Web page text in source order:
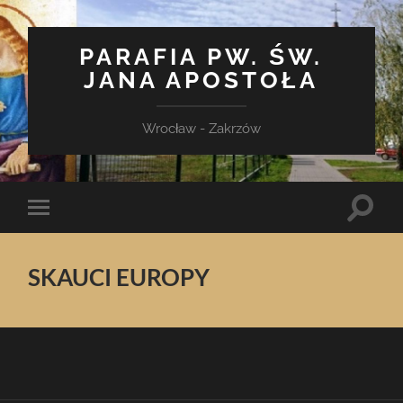
PARAFIA PW. ŚW.
JANA APOSTOŁA
Wrocław - Zakrzów
Toggle
mobile
Toggle
SKAUCI EUROPY